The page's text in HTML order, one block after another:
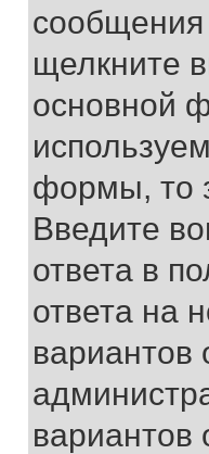
щелкните
основной
формы, то
Введите
ответа в
ответа на
вариантов
вариантов